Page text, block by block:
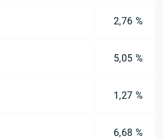
2,76 %
5,05 %
1,27 %
6,68 %